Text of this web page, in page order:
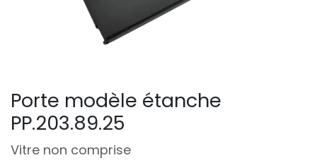
Porte modèle étanche
PP.203.89.25
Vitre non comprise